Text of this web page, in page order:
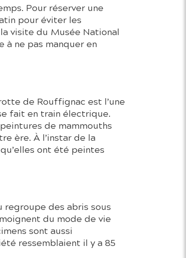
Pour réserver une
pour éviter les
visite du Musée National
à ne pas manquer en
de Rouffignac est l’une
fait en train électrique.
de mammouths
ère. À l’instar de la
ont été peintes
des abris sous
du mode de vie
sont aussi
ressemblaient il y a 85